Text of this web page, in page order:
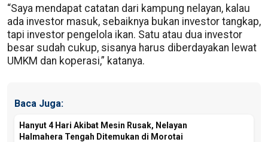
“Saya mendapat catatan dari kampung nelayan, kalau
ada investor masuk, sebaiknya bukan investor tangkap,
tapi investor pengelola ikan. Satu atau dua investor
besar sudah cukup, sisanya harus diberdayakan lewat
UMKM dan koperasi,” katanya.
Baca Juga:
Hanyut 4 Hari Akibat Mesin Rusak, Nelayan
Halmahera Tengah Ditemukan di Morotai